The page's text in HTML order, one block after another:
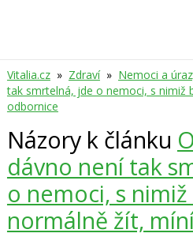
Vitalia.cz » Zdraví » Nemoci a
tak smrtelná, jde o nemoci, s nimiž
odbornice
Názory k článku
dávno není tak
o nemoci, s
normálně žít,